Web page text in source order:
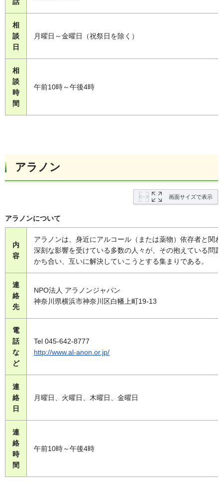
相
談
日
月曜日～金曜日（祝祭日を除く）
相
談
時
間
午前10時～午後4時
アラノン
画面サイズで表示
アラノンについて
内
容
アラノンは、身近にアルコール（または薬物）依存者と関
深刻な影響を受けている多数の人々が、その抱えている問
かち合い、互いに解決していこうとする集まりである。
連
絡
先
NPO法人 アラノンジャパン
神奈川県横浜市神奈川区白幡上町19-13
電
話
な
ど
Tel 045-642-8777
http://www.al-anon.or.jp/
連
絡
日
月曜日、火曜日、木曜日、金曜日
連
絡
時
間
午前10時～午後4時